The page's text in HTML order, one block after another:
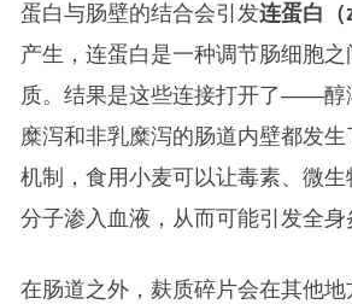
蛋白与肠壁的结合会引发连蛋白（
产生，连蛋白是一种调节肠细胞之
质。结果是这些连接打开了——醇
糜泻和非乳糜泻的肠道内壁都发
机制，食用小麦可以让毒素、微
分子渗入血液，从而可能引发全身
在肠道之外，麸质碎片会在其他